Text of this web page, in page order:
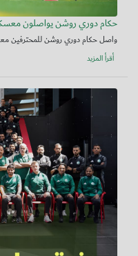
حكام دوري روشن يواصلون
واصل حكام دوري روشن للمحترفين
أقرأ المزيد